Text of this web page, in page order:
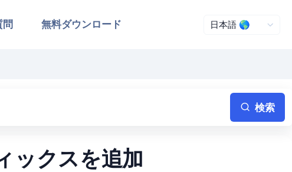
問 無料ダウンロード
検索
ックスを追加